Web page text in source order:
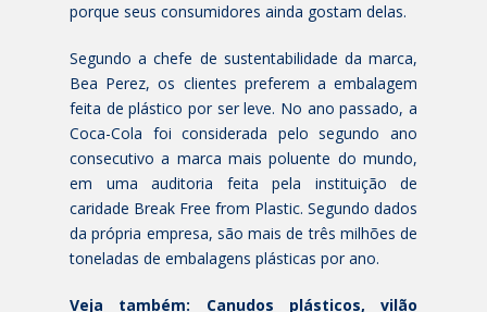
porque seus consumidores ainda gostam delas.
Segundo a chefe de sustentabilidade da marca,
Bea Perez, os clientes preferem a embalagem
feita de plástico por ser leve. No ano passado, a
Coca-Cola foi considerada pelo segundo ano
consecutivo a marca mais poluente do mundo,
em uma auditoria feita pela instituição de
caridade Break Free from Plastic. Segundo dados
da própria empresa, são mais de três milhões de
toneladas de embalagens plásticas por ano.
Veja também: Canudos plásticos, vilão